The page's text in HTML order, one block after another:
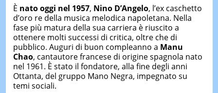
È nato oggi nel 1957, Nino D’Angelo, l’ex caschetto
d’oro re della musica melodica napoletana. Nella
fase più matura della sua carriera è riuscito a
ottenere molti successi di critica, oltre che di
pubblico. Auguri di buon compleanno a Manu
Chao, cantautore francese di origine spagnola nato
nel 1961. È stato il fondatore, alla fine degli anni
Ottanta, del gruppo Mano Negra, impegnato su
temi sociali.